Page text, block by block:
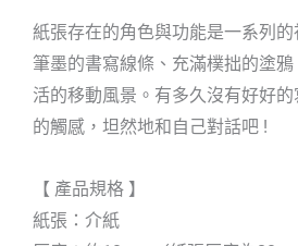
紙張存在的角色與功能是一系列
筆墨的書寫線條、充滿樸拙的塗
活的移動風景。有多久沒有好好
的觸感，坦然地和自己對話吧 !
【 產品規格 】
紙張：介紙